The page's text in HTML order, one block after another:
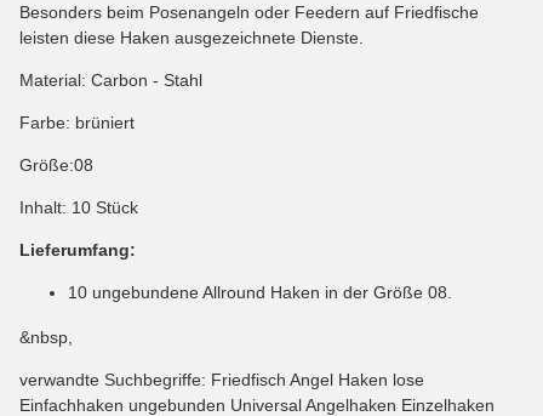
Besonders beim Posenangeln oder Feedern auf Friedfische
leisten diese Haken ausgezeichnete Dienste.
Material: Carbon - Stahl
Farbe: brüniert
Größe:08
Inhalt: 10 Stück
Lieferumfang:
10 ungebundene Allround Haken in der Größe 08.
&nbsp,
verwandte Suchbegriffe: Friedfisch Angel Haken lose
Einfachhaken ungebunden Universal Angelhaken Einzelhaken